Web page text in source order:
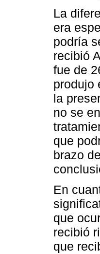
La
era
podría
recibió
fue de
produjo
la
no se
que
brazo
En
que
recibió
que